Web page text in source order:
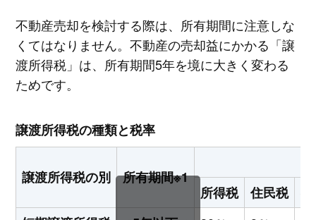
不動産売却を検討する際は、所有期間に注意しな
くてはなりません。不動産の売却益にかかる「譲
渡所得税」は、所有期間5年を境に大きく変わる
ためです。
譲渡所得税の種類と税率
譲渡所得税の別
所有期間※1
所得税
住民税